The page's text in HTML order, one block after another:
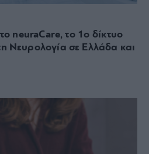
neuraCare, το 1ο δίκτυο
Νευρολογία σε Ελλάδα και